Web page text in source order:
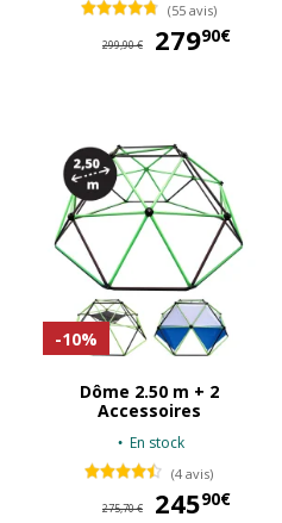
(55 avis)
299,90 € 27990€
-10%
Dôme 2.50 m + 2
Accessoires
En stock
(4 avis)
275,70 € 24590€